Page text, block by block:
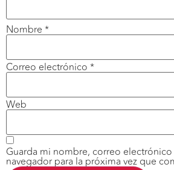
Nombre *
Correo electrónico *
Web
Guarda mi nombre, correo electrónico
navegador para la próxima vez que